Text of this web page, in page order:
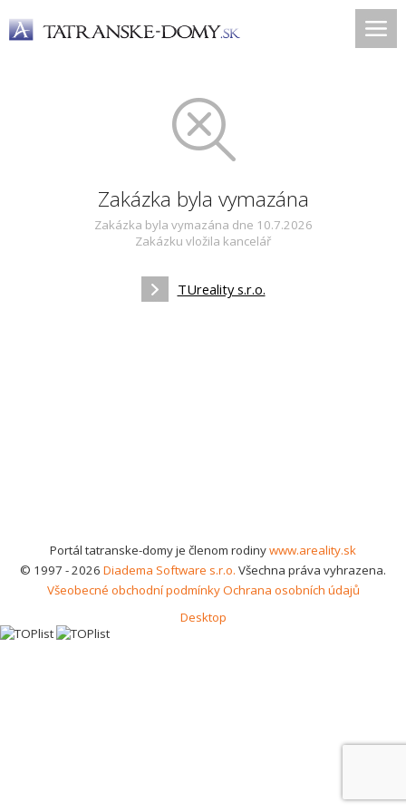
Zakázka byla vymazána
Zakázka byla vymazána dne 10.7.2026
Zakázku vložila kancelář
TUreality s.r.o.
Portál tatranske-domy je členom rodinywww.areality.sk
© 1997 - 2026 Diadema Software s.r.o. Všechna práva vyhrazena.
Všeobecné obchodní podmínkyOchrana osobních údajů
Desktop